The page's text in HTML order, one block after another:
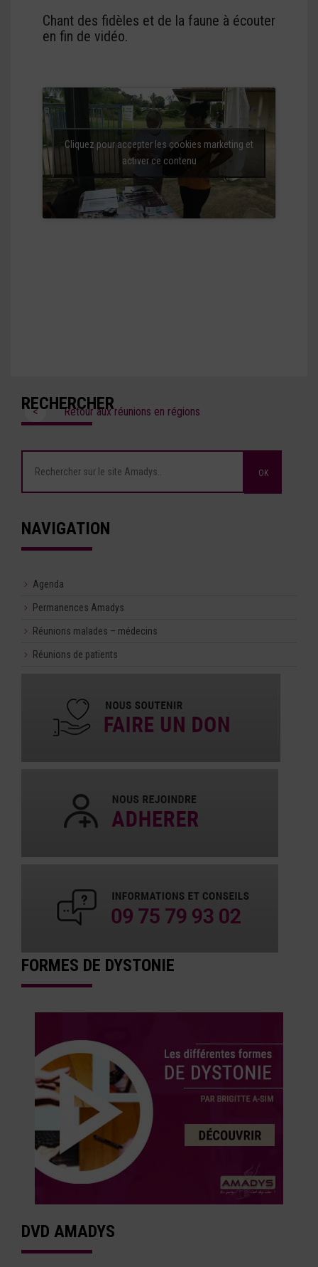
Chant des fidèles et de la faune à écouter
en fin de vidéo.
Cliquez pour accepter les cookies marketing et
activer ce contenu
< Retour aux réunions en régions
RECHERCHER
NAVIGATION
Agenda
Permanences Amadys
Réunions malades – médecins
Réunions de patients
FORMES DE DYSTONIE
DVD AMADYS